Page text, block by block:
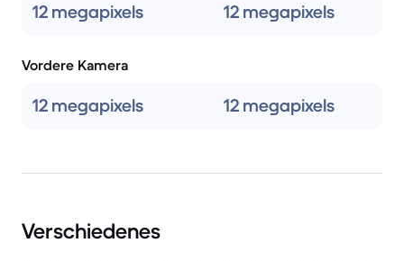
12 megapixels 12 megapixels
Vordere Kamera
12 megapixels 12 megapixels
Verschiedenes